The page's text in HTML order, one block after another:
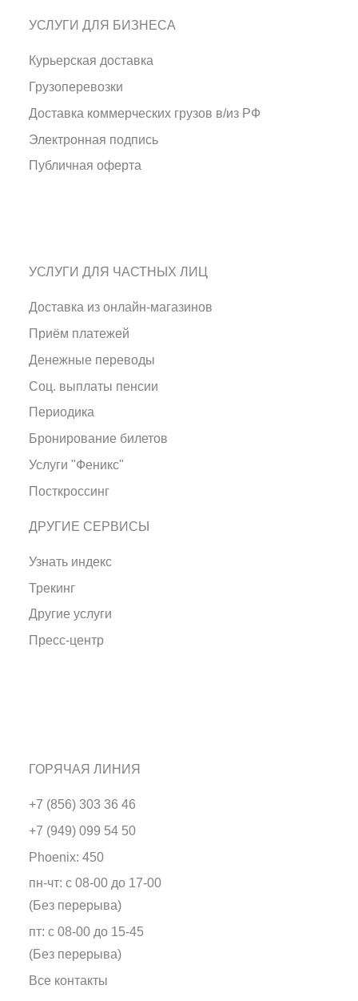
УСЛУГИ ДЛЯ БИЗНЕСА
Курьерская доставка
Грузоперевозки
Доставка коммерческих грузов в/из РФ
Электронная подпись
Публичная оферта
УСЛУГИ ДЛЯ ЧАСТНЫХ ЛИЦ
Доставка из онлайн-магазинов
Приём платежей
Денежные переводы
Соц. выплаты пенсии
Периодика
Бронирование билетов
Услуги "Феникс"
Посткроссинг
ДРУГИЕ СЕРВИСЫ
Узнать индекс
Трекинг
Другие услуги
Пресс-центр
ГОРЯЧАЯ ЛИНИЯ
+7 (856) 303 36 46
+7 (949) 099 54 50
Phoenix: 450
пн-чт: с 08-00 до 17-00
(Без перерыва)
пт: с 08-00 до 15-45
(Без перерыва)
Все контакты